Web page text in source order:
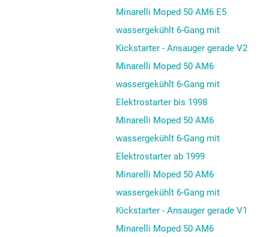
Minarelli Moped 50 AM6 E5
wassergekühlt 6-Gang mit
Kickstarter - Ansauger gerade V2
Minarelli Moped 50 AM6
wassergekühlt 6-Gang mit
Elektrostarter bis 1998
Minarelli Moped 50 AM6
wassergekühlt 6-Gang mit
Elektrostarter ab 1999
Minarelli Moped 50 AM6
wassergekühlt 6-Gang mit
Kickstarter - Ansauger gerade V1
Minarelli Moped 50 AM6